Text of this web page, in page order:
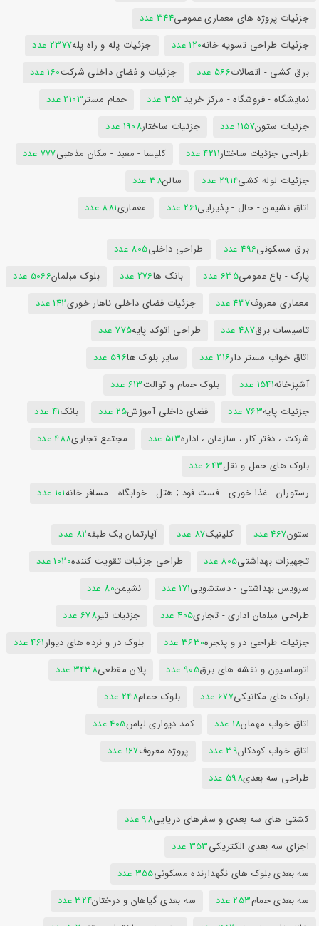
جزئیات پروژه های معماری عمومی344 عدد
جزئیات طراحی تسویه خانه120 عدد جزئیات پله و راه پله2377 عدد
برق کشی - اتصالات566 عدد جزئیات و فضای داخلی شرکت160 عدد
نمایشگاه - فروشگاه - مرکز خرید353 عدد حمام مستر2103 عدد
جزئیات ستون1157 عدد جزئیات ساختار1908 عدد
طراحی جزئیات ساختار4211 عدد کلیسا - معبد - مکان مذهبی777 عدد
جزئیات لوله کشی2914 عدد سالن38 عدد
اتاق نشیمن - حال - پذیرایی261 عدد معماری881 عدد
برق مسکونی496 عدد طراحی داخلی805 عدد
پارک - باغ عمومی635 عدد بانک ها276 عدد بلوک مبلمان5066 عدد
معماری معروف437 عدد جزئیات فضای داخلی ناهار خوری142 عدد
تاسیسات برق487 عدد طراحی اتوکد پایه775 عدد
اتاق خواب مستر دار216 عدد سایر بلوک ها596 عدد
آشپزخانه1541 عدد بلوک حمام و توالت613 عدد
جزئیات پایه763 عدد فضای داخلی آموزش25 عدد بانک41 عدد
شرکت ، دفتر کار ، سازمان ، اداره513 عدد مجتمع تجاری488 عدد
بلوک های حمل و نقل643 عدد
رستوران - غذا خوری - فست فود ; هتل - خوابگاه - مسافر خانه101 عدد
ستون467 عدد کلینیک87 عدد آپارتمان یک طبقه82 عدد
تجهیزات بهداشتی805 عدد طراحی جزئیات تقویت کننده1020 عدد
سرویس بهداشتی - دستشویی171 عدد نشیمن80 عدد
طراحی مبلمان اداری - تجاری405 عدد جزئیات تیر678 عدد
جزئیات طراحی در و پنجره3630 عدد بلوک در و نرده های دیوار461 عدد
اتوماسیون و نقشه های برق905 عدد پلان مقطعی3438 عدد
بلوک های مکانیکی677 عدد بلوک حمام248 عدد
اتاق خواب مهمان18 عدد کمد دیواری لباس405 عدد
اتاق خواب کودکان39 عدد پروژه معروف167 عدد
طراحی سه بعدی598 عدد
کشتی های سه بعدی و سفرهای دریایی98 عدد
اجزای سه بعدی الکتریکی353 عدد
سه بعدی بلوک های نگهدارنده مسکونی355 عدد
سه بعدی حمام253 عدد سه بعدی گیاهان و درختان324 عدد